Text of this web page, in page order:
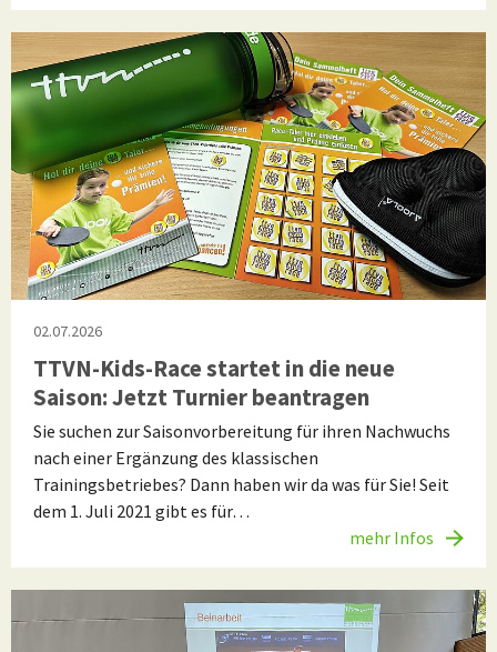
02.07.2026
TTVN-Kids-Race startet in die neue
Saison: Jetzt Turnier beantragen
Sie suchen zur Saisonvorbereitung für ihren Nachwuchs
nach einer Ergänzung des klassischen
Trainingsbetriebes? Dann haben wir da was für Sie! Seit
dem 1. Juli 2021 gibt es für…
mehr Infos